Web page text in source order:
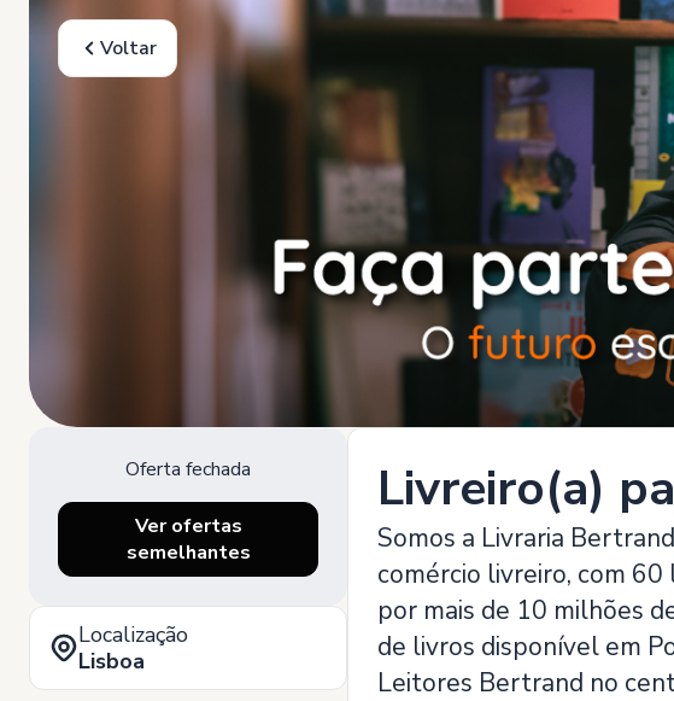
Voltar
Oferta fechada
Ver ofertas
semelhantes
Localização
Lisboa
Livreiro(a)
Somos a Livraria
comércio livreiro, com
por mais de 10 milhões
de livros disponível em
Leitores Bertrand no